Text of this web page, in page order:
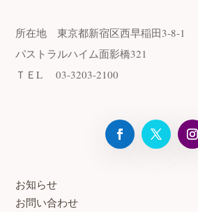
所在地東京都新宿区西早稲田3-8-1
パストラルハイム面影橋321
ＴＥL03-3203-2100
お知らせ
お問い合わせ